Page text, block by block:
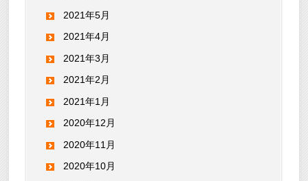
2021年5月
2021年4月
2021年3月
2021年2月
2021年1月
2020年12月
2020年11月
2020年10月